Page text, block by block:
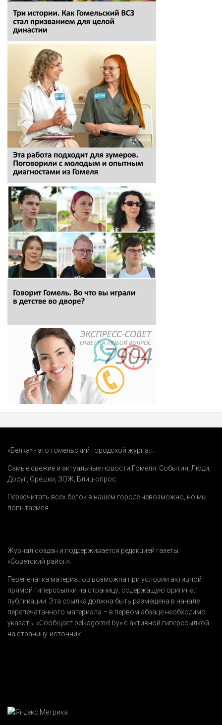
«Белка» - это гомельский городской журнал.
Самые свежие и актуальные новости Гомеля. События Люди
Досуг Орешки ЗОЖ Блиц-опрос
Пересчитать всех белок в нашем городе невозможно, но мы
попытаемся.
Журнал создан и поддерживается редакцией газеты
«Советский район».
Перепечатка материалов возможна при условии активной
прямой гиперссылки на страницу, содержащую оригинал
публикации. Эта ссылка должна быть размещена в начале
перепечатанного материала – в первом абзаце необходимо
указать: «Сообщает belkagomel.by» с активной гиперссылкой
на страницу-источник.